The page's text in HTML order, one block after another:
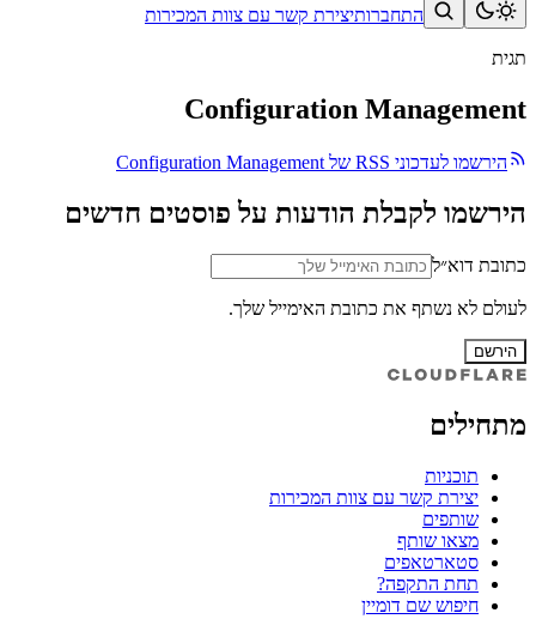
התחברותיצירת קשר עם צוות המכירות
תגית
Configuration Management
הירשמו לעדכוני RSS של Configuration Management
הירשמו לקבלת הודעות על פוסטים חדשים
כתובת דוא״ל
לעולם לא נשתף את כתובת האימייל שלך.
הירשם
מתחילים
תוכניות
יצירת קשר עם צוות המכירות
שותפים
מצאו שותף
סטארטאפים
תחת התקפה?
חיפוש שם דומיין